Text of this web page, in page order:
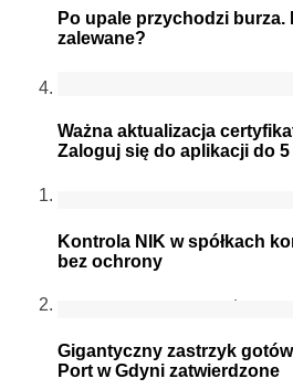
Po upale przychodzi burza.
zalewane?
Ważna aktualizacja
Zaloguj się do aplikacji do
Kontrola NIK w spółkach
bez ochrony
Gigantyczny zastrzyk
Port w Gdyni zatwierdzone